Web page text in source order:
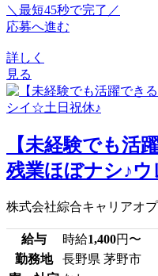
＼最短45秒で完了／
応募へ進む
詳しく
見る
【未経験でも活
残業ほぼナシ♪
株式会社綜合キャリアオ
給与 時給1,400円〜
勤務地
長野県 茅野市